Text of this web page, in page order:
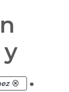
y
.